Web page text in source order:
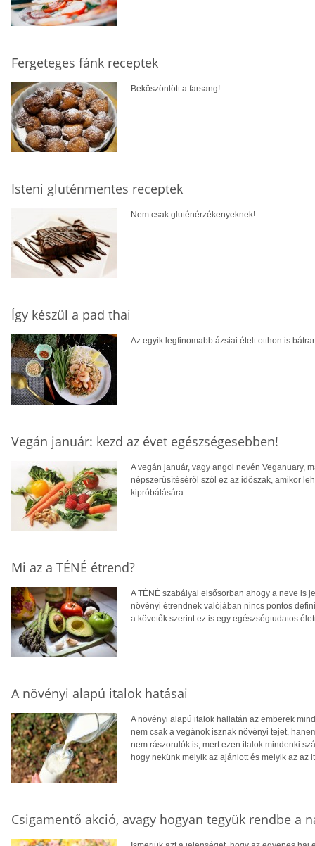
Fergeteges fánk receptek
Beköszöntött a farsang!
Isteni gluténmentes receptek
Nem csak gluténérzékenyeknek!
Így készül a pad thai
Az egyik legfinomabb ázsiai ételt otthon is
Vegán január: kezd az évet egészségesebben!
A vegán január, vagy angol nevén Veganuary,
népszerűsítéséről szól ez az időszak, amikor
kipróbálására.
Mi az a TÉNÉ étrend?
A TÉNÉ szabályai elsősorban ahogy a neve is
növényi étrendnek valójában nincs pontos
a követők szerint ez is egy egészségtudatos
A növényi alapú italok hatásai
A növényi alapú italok hallatán az emberek
nem csak a vegánok isznak növényi tejet,
nem rászorulók is, mert ezen italok mindenki
hogy nekünk melyik az ajánlott és melyik az az
Csigamentő akció, avagy hogyan tegyük rendbe a